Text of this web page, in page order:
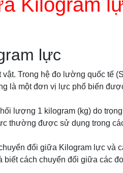
Kilogram
lực
Trong hệ đo lường quốc tế
là một đơn vị lực phổ biến
lượng 1 kilogram (kg) do
thường được sử dụng trong
đổi giữa Kilogram lực và
biết cách chuyển đổi giữa các